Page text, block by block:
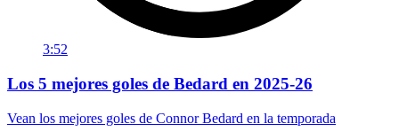
3:52
Los 5 mejores goles de Bedard en 2025-26
Vean los mejores goles de Connor Bedard en la temporada